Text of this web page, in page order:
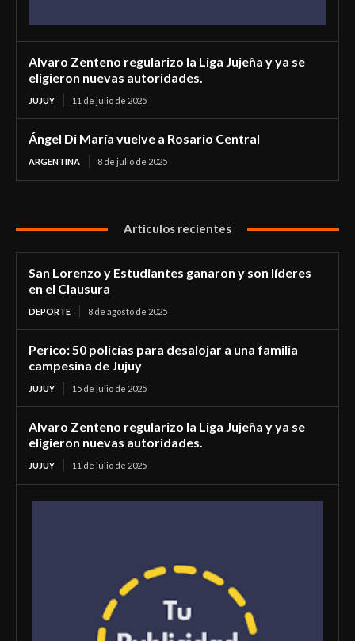
Alvaro Zenteno regularizo la Liga Jujeña y ya se
eligieron nuevas autoridades.
JUJUY 11 de julio de 2025
Ángel Di María vuelve a Rosario Central
ARGENTINA 8 de julio de 2025
Articulos recientes
San Lorenzo y Estudiantes ganaron y son líderes
en el Clausura
DEPORTE 8 de agosto de 2025
Perico: 50 policías para desalojar a una familia
campesina de Jujuy
JUJUY 15 de julio de 2025
Alvaro Zenteno regularizo la Liga Jujeña y ya se
eligieron nuevas autoridades.
JUJUY 11 de julio de 2025